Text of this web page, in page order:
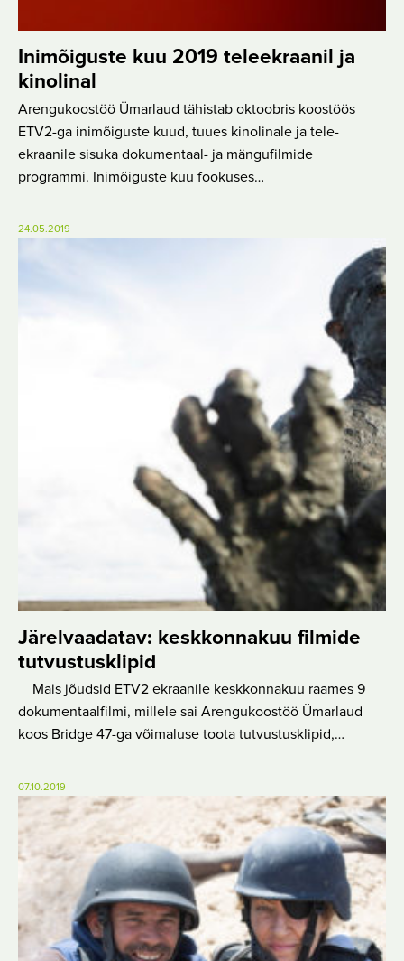
Inimõiguste kuu 2019 teleekraanil ja
kinolinal
Arengukoostöö Ümarlaud tähistab oktoobris koostöös
ETV2-ga inimõiguste kuud, tuues kinolinale ja tele-
ekraanile sisuka dokumentaal- ja mängufilmide
programmi. Inimõiguste kuu fookuses…
24.05.2019
Järelvaadatav: keskkonnakuu filmide
tutvustusklipid
Mais jõudsid ETV2 ekraanile keskkonnakuu raames 9
dokumentaalfilmi, millele sai Arengukoostöö Ümarlaud
koos Bridge 47-ga võimaluse toota tutvustusklipid,…
07.10.2019